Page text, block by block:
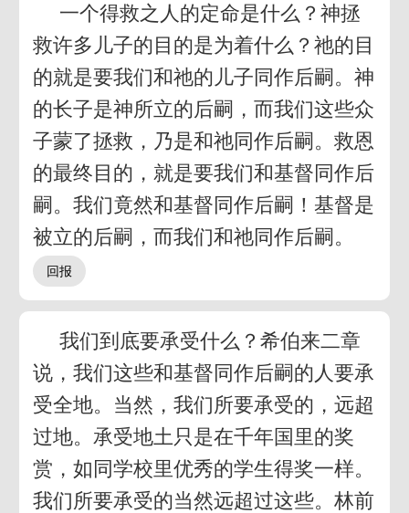
一个得救之人的定命是什么？神拯
救许多儿子的目的是为着什么？祂的目
的就是要我们和祂的儿子同作后嗣。神
的长子是神所立的后嗣，而我们这些众
子蒙了拯救，乃是和祂同作后嗣。救恩
的最终目的，就是要我们和基督同作后
嗣。我们竟然和基督同作后嗣！基督是
被立的后嗣，而我们和祂同作后嗣。
我们到底要承受什么？希伯来二章
说，我们这些和基督同作后嗣的人要承
受全地。当然，我们所要承受的，远超
过地。承受地土只是在千年国里的奖
赏，如同学校里优秀的学生得奖一样。
我们所要承受的当然远超过这些。林前